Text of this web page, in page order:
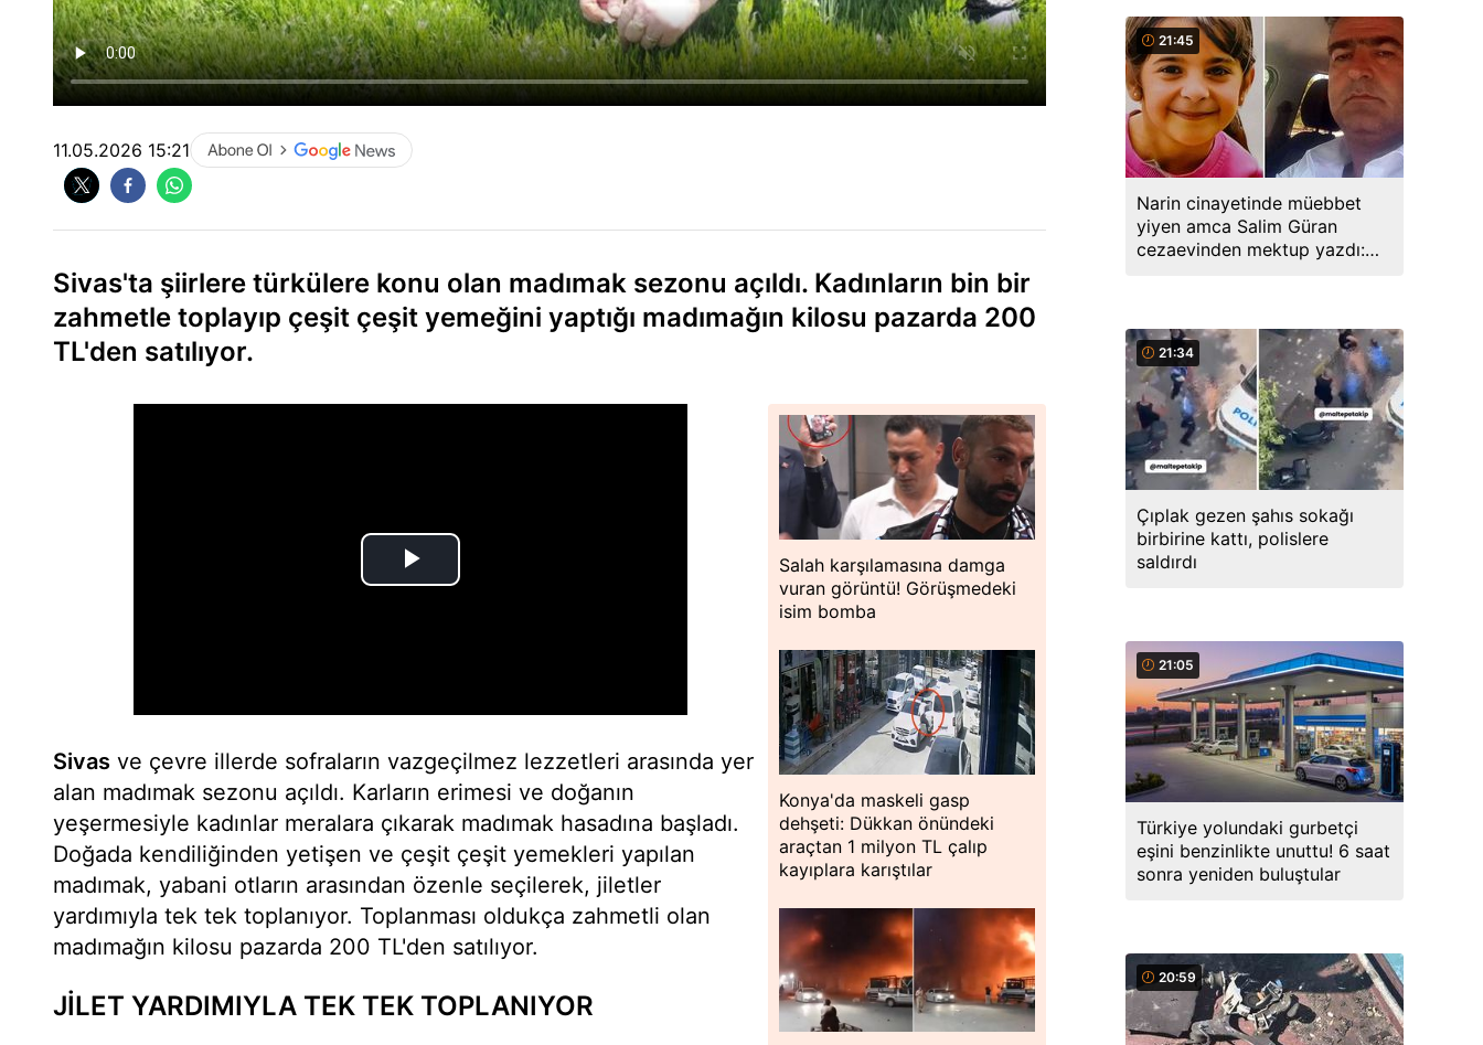
11.05.2026 15:21
Sivas'ta şiirlere türkülere konu olan madımak sezonu açıldı. Kadınların bin bir
zahmetle toplayıp çeşit çeşit yemeğini yaptığı madımağın kilosu pazarda 200
TL'den satılıyor.
Sivas ve çevre illerde sofraların vazgeçilmez lezzetleri arasında yer
alan madımak sezonu açıldı. Karların erimesi ve doğanın
yeşermesiyle kadınlar meralara çıkarak madımak hasadına başladı.
Doğada kendiliğinden yetişen ve çeşit çeşit yemekleri yapılan
madımak, yabani otların arasından özenle seçilerek, jiletler
yardımıyla tek tek toplanıyor. Toplanması oldukça zahmetli olan
madımağın kilosu pazarda 200 TL'den satılıyor.
JİLET YARDIMIYLA TEK TEK TOPLANIYOR
Salah karşılamasına damga
vuran görüntü! Görüşmedeki
isim bomba
Konya'da maskeli gasp
dehşeti: Dükkan önündeki
araçtan 1 milyon TL çalıp
kayıplara karıştılar
21:45
Narin cinayetinde müebbet
yiyen amca Salim Güran
cezaevinden mektup yazdı:
21:34
Çıplak gezen şahıs sokağı
birbirine kattı, polislere
saldırdı
21:05
Türkiye yolundaki gurbetçi
eşini benzinlikte unuttu! 6 saat
sonra yeniden buluştular
20:59